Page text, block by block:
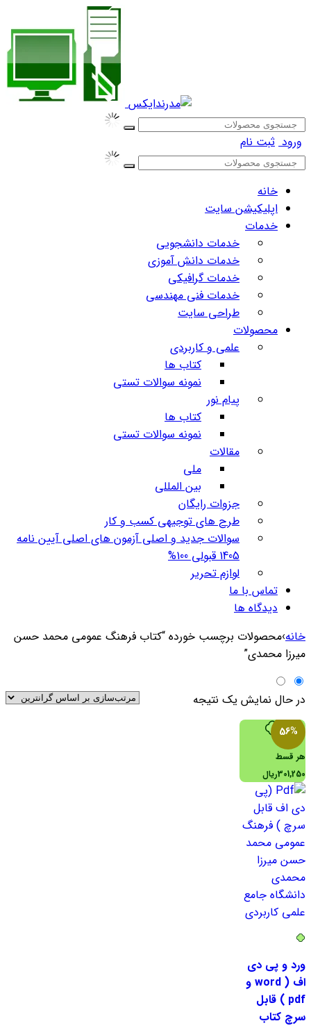
ورود ثبت نام
خانه
اپلیکیشن سایت
خدمات
خدمات دانشجویی
خدمات دانش آموزی
خدمات گرافیکی
خدمات فنی مهندسی
طراحی سایت
محصولات
علمی و کاربردی
کتاب ها
نمونه سوالات تستی
پیام نور
کتاب ها
نمونه سوالات تستی
مقالات
ملی
بین المللی
جزوات رایگان
طرح های توجیهی کسب و کار
سوالات جدید و اصلی آزمون های اصلی آیین نامه
1405 قبولی 100%
لوازم تحریر
تماس با ما
دیدگاه ها
خانه›محصولات برچسب خورده “کتاب فرهنگ عمومی محمد حسن
میرزا محمدی”
در حال نمایش یک نتیجه
هر قسط
301,250ریال
56%
هر قسط
301,250ریال•خرید
قسطی با ترب‌پی
بدون کارمزد
ورد و پی دی
اف ( word و
pdf ) قابل
سرچ کتاب